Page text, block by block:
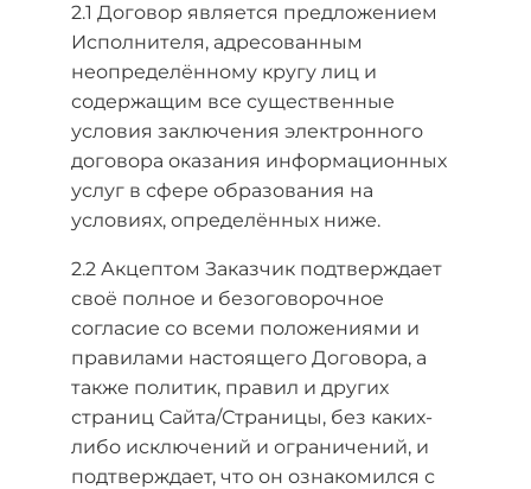
2.1 Договор является предложением
Исполнителя, адресованным
неопределённому кругу лиц и
содержащим все существенные
условия заключения электронного
договора оказания информационных
услуг в сфере образования на
условиях, определённых ниже.
2.2 Акцептом Заказчик подтверждает
своё полное и безоговорочное
согласие со всеми положениями и
правилами настоящего Договора, а
также политик, правил и других
страниц Сайта/Страницы, без каких-
либо исключений и ограничений, и
подтверждает, что он ознакомился с